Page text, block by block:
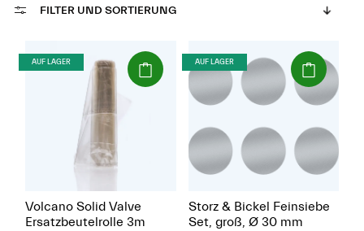
FILTER UND SORTIERUNG
AUF LAGER (Paket)
Volcano Solid Valve
Ersatzbeutelrolle 3m
AUF LAGER (Paket)
Storz & Bickel Feinsiebe
Set, groß, Ø 30 mm